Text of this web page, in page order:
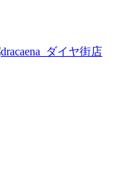
dracaena_ダイヤ街店